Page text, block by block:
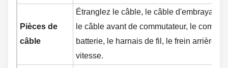
Pièces de
câble
Étranglez le câble, le câble
le câble avant de commutateur, le
batterie, le harnais de fil, le frein arrière
vitesse.